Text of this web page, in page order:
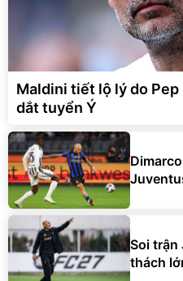
Maldini tiết lộ lý do
dắt tuyển Ý
Soi trận
thách